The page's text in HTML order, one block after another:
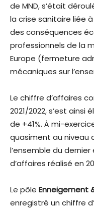
de MND, s’était
la crise sanitaire liée
des conséquences
professionnels de la
Europe (fermeture
mécaniques sur
Le chiffre d’affaires
2021/2022, s’est ainsi
de +41%. À mi-
quasiment au niveau
l’ensemble du
d’affaires réalisé en
Le pôle Enneigement
enregistré un chiffre